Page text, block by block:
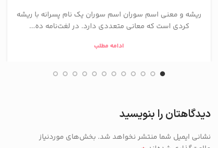
ریشه و معنی اسم سوران اسم سوران یک نام پسرانه با ریشه
کردی است که معانی متعددی دارد. در لغت‌نامه ده...
ادامه مطلب
دیدگاهتان را بنویسید
نشانی ایمیل شما منتشر نخواهد شد. بخش‌های موردنیاز